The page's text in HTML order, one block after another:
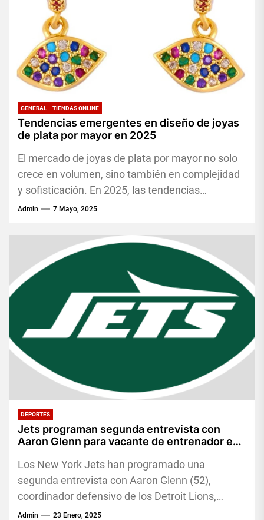
GENERAL TIENDAS ONLINE
Tendencias emergentes en diseño de joyas
de plata por mayor en 2025
El mercado de joyas de plata por mayor no solo
crece en volumen, sino también en complejidad
y sofisticación. En 2025, las tendencias
emergentes en...
Admin 7 Mayo, 2025
DEPORTES
Jets programan segunda entrevista con
Aaron Glenn para vacante de entrenador en
Los New York Jets han programado una
segunda entrevista con Aaron Glenn (52),
coordinador defensivo de los Detroit Lions,
según informó NFL Network. La decisión...
Admin 23 Enero, 2025